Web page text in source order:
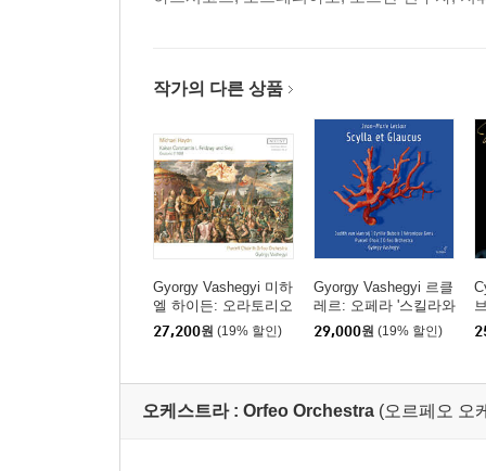
작가의 다른 상품
Gyorgy Vashegyi 미하
엘 하이든: 오라토리오
'콘스탄티누스 1세의 진
군과 승리' (M.Haydn: K
g und Sieg)
27,200원 (19% 할인)
Gyorgy Vashegyi 르클
레르: 오페라 '스킬라와
글라우쿠스' (Leclair: S
cylla et Glaucus)
29,000원 (19% 할인)
오케스트라 : Orfeo Orchestra (오르페오 오